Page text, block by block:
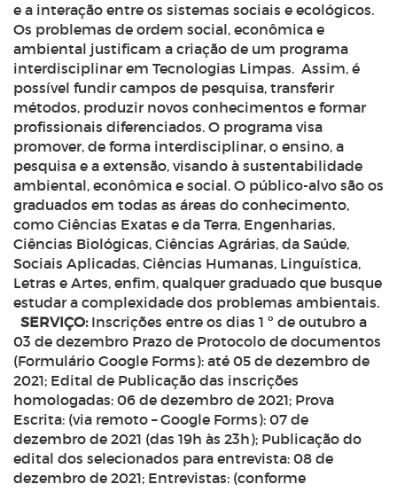
e a interação entre os sistemas sociais e ecológicos.
Os problemas de ordem social, econômica e
ambiental justificam a criação de um programa
interdisciplinar em Tecnologias Limpas. Assim, é
possível fundir campos de pesquisa, transferir
métodos, produzir novos conhecimentos e formar
profissionais diferenciados. O programa visa
promover, de forma interdisciplinar, o ensino, a
pesquisa e a extensão, visando à sustentabilidade
ambiental, econômica e social. O público-alvo são os
graduados em todas as áreas do conhecimento,
como Ciências Exatas e da Terra, Engenharias,
Ciências Biológicas, Ciências Agrárias, da Saúde,
Sociais Aplicadas, Ciências Humanas, Linguística,
Letras e Artes, enfim, qualquer graduado que busque
estudar a complexidade dos problemas ambientais.
SERVIÇO: Inscrições entre os dias 1 º de outubro a
03 de dezembro Prazo de Protocolo de documentos
(Formulário Google Forms): até 05 de dezembro de
2021; Edital de Publicação das inscrições
homologadas: 06 de dezembro de 2021; Prova
Escrita: (via remoto – Google Forms): 07 de
dezembro de 2021 (das 19h às 23h); Publicação do
edital dos selecionados para entrevista: 08 de
dezembro de 2021; Entrevistas: (conforme